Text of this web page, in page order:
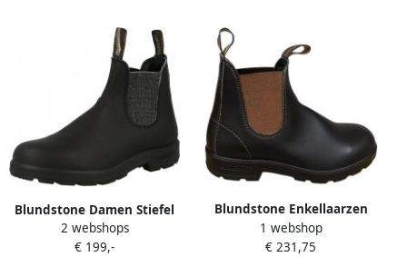
Blundstone Damen Stiefel
Boots #2032 Voltan Leather
Elastic (500 Series) Black
2 webshops
€ 199,-
Blundstone Enkellaarzen
2500 BROWN TOFEE
1 webshop
€ 231,75